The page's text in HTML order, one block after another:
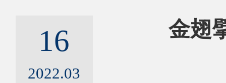
16
2022.03
金翅